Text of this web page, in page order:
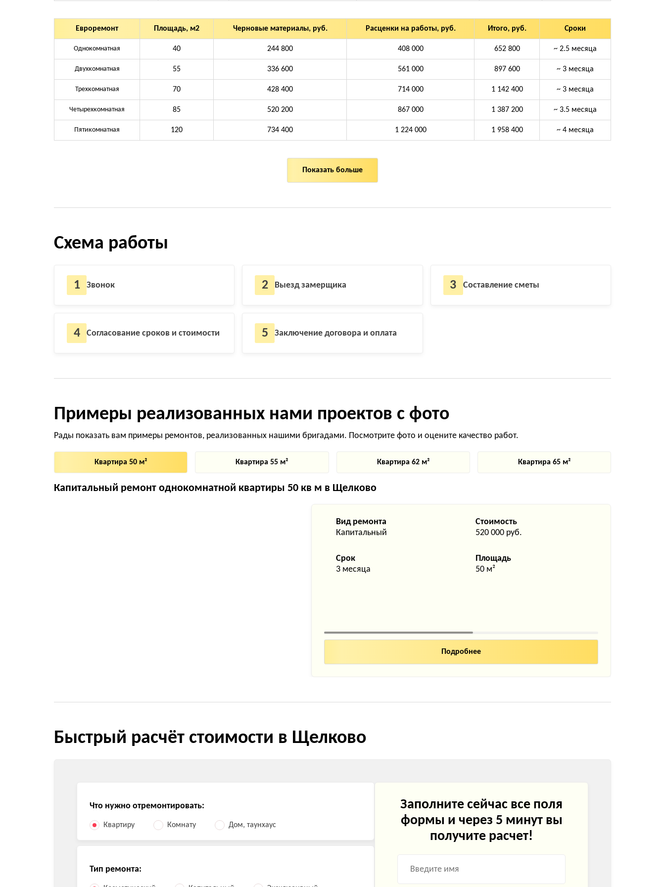
Евроремонт Площадь, м2 Черновые материалы, руб. Расценки на работы, руб. Итого, руб. Сроки
Однокомнатная 40 244 800 408 000 652 800 ~ 2.5 месяца
Двухкомнатная 55 336 600 561 000 897 600 ~ 3 месяца
Трехкомнатная 70 428 400 714 000 1 142 400 ~ 3 месяца
Четырехкомнатная 85 520 200 867 000 1 387 200 ~ 3.5 месяца
Пятикомнатная 120 734 400 1 224 000 1 958 400 ~ 4 месяца
Показать больше
Схема работы
1 Звонок 2 Выезд замерщика 3 Составление сметы
4 Согласование сроков и стоимости 5 Заключение договора и оплата
Примеры реализованных нами проектов с фото
Рады показать вам примеры ремонтов, реализованных нашими бригадами. Посмотрите фото и оцените качество работ.
Квартира 50 м² Квартира 55 м² Квартира 62 м² Квартира 65 м²
Капитальный ремонт однокомнатной квартиры 50 кв м в Щелково
Вид ремонта
Капитальный
Стоимость
520 000 руб.
Срок
3 месяца
Площадь
50 м²
Быстрый расчёт стоимости в Щелково
Что нужно отремонтировать:
Квартиру Комнату Дом, таунхаус
Тип ремонта:
Заполните сейчас все поля
формы и через 5 минут вы
получите расчет!